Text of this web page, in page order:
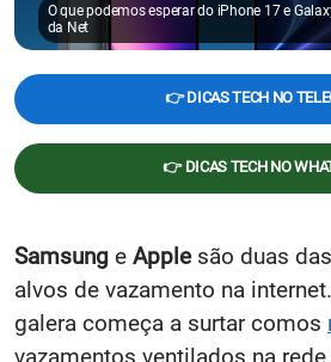
O que podemos esperar do iPhone 17 e
da Net
👉 DICAS TECH NO
👉 DICAS TECH NO
Samsung e Apple são duas
alvos de vazamento na
galera começa a surtar comos
vazamentos ventilados na